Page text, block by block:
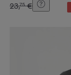
23,75 €